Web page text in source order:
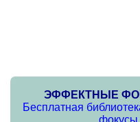
ЭФФЕКТНЫЕ
Бесплатная
фокусы